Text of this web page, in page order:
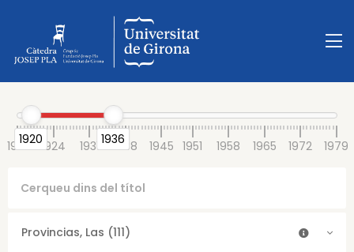
1920 1936
1917 1924 1931 1938 1945 1951 1958 1965 1972 1979
Provincias, Las (111)